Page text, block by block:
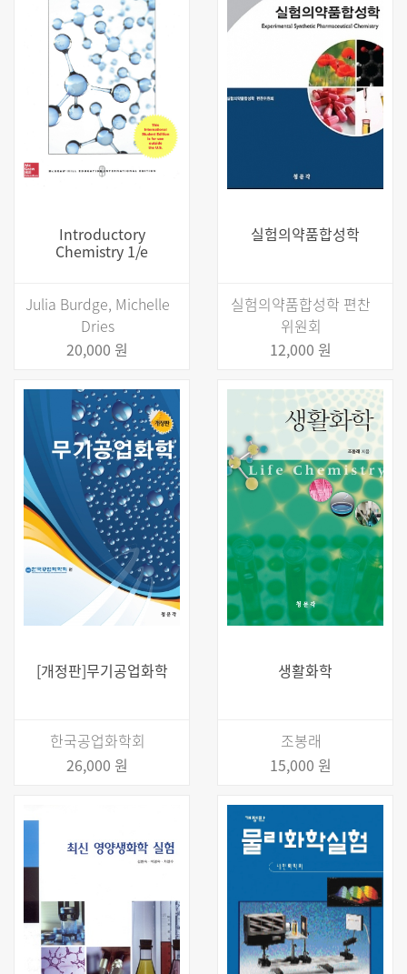
Introductory
Chemistry 1/e
Julia Burdge, Michelle
Dries
20,000 원
실험의약품합성학
실험의약품합성학 편찬
위원회
12,000 원
[개정판]무기공업화학
한국공업화학회
26,000 원
생활화학
조봉래
15,000 원